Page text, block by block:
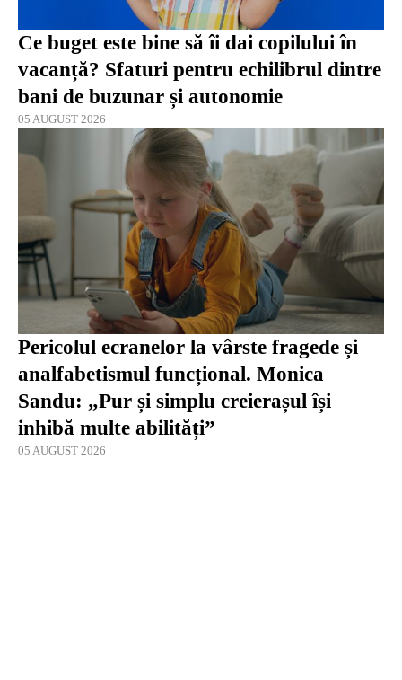
Ce buget este bine să îi dai copilului în
vacanță? Sfaturi pentru echilibrul dintre
bani de buzunar și autonomie
05 AUGUST 2026
Pericolul ecranelor la vârste fragede și
analfabetismul funcțional. Monica
Sandu: „Pur și simplu creierașul își
inhibă multe abilități”
05 AUGUST 2026